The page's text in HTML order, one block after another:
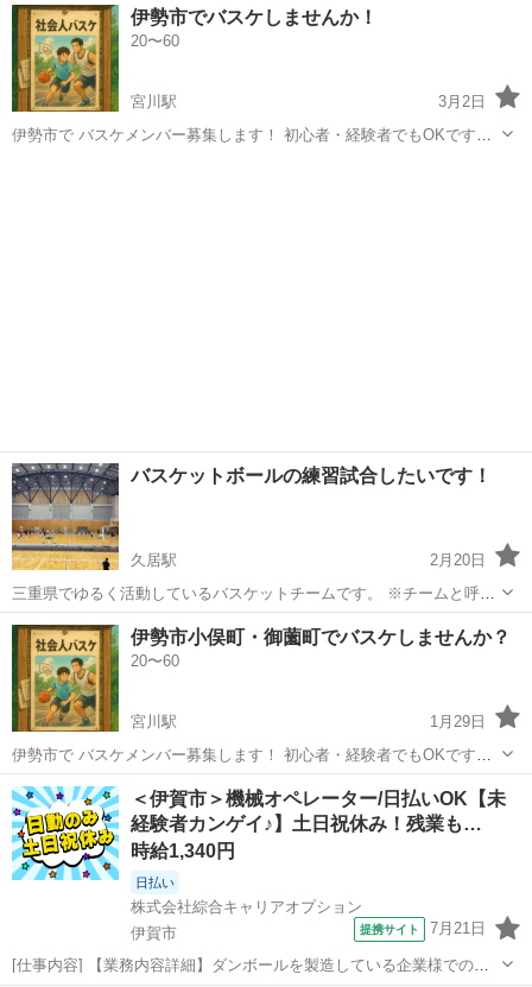
す、健康維持のためいかがですか？笑
三重 鈴鹿市 東武宇都宮駅 バスケットボール
伊勢市でバスケしませんか！
20〜60
宮川駅
3月2日
伊勢市で バスケメンバー募集します！ 初心者・経験者でもOKです。
バスケットボールの練習試合したいです！
久居駅
2月20日
三重県でゆるく活動しているバスケットチームです。 ※チームと呼べ
るほど集まって練習はしてません。。。 高校時代仲良かったメンバー
で集まりチームを組み 市内の大会等に出場しています。 平均年齢28歳
12人程度で活動し始め...
三重 津市 久居駅 バスケットボール チーム
伊勢市小俣町・御薗町でバスケしませんか？
20〜60
宮川駅
1月29日
伊勢市で バスケメンバー募集します！ 初心者・経験者でもOKです。
最低限のマナーは守って下さい！ ガチガチではないので身体を動かす
目的でも大丈夫です！ 2月の日程ですが、 小俣総合体育館にて 2日(月)
9日(月) ...
三重 伊勢市 宮川駅 バスケットボール バスケ
＜伊賀市＞機械オペレーター/日払いOK【未
経験者カンゲイ♪】土日祝休み！残業も…
時給1,340円
日払い
株式会社綜合キャリアオプション
伊賀市
提携サイト 7月21日
[仕事内容] 【業務内容詳細】ダンボールを製造している企業様でのお